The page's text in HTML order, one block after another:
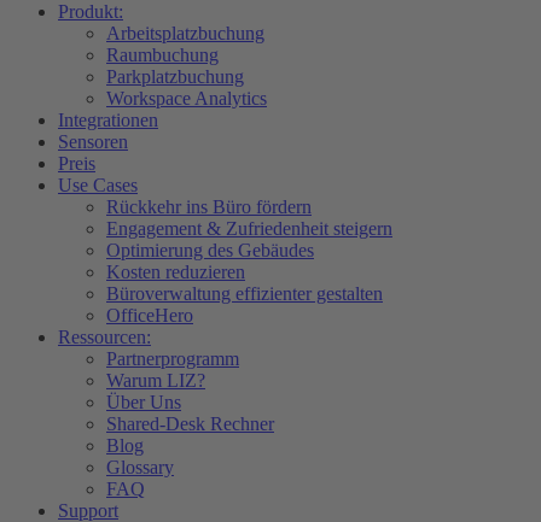
Produkt:
Arbeitsplatzbuchung
Raumbuchung
Parkplatzbuchung
Workspace Analytics
Integrationen
Sensoren
Preis
Use Cases
Rückkehr ins Büro fördern
Engagement & Zufriedenheit steigern
Optimierung des Gebäudes​
Kosten reduzieren
Büroverwaltung effizienter gestalten
OfficeHero
Ressourcen:
Partnerprogramm
Warum LIZ?
Über Uns
Shared-Desk Rechner
Blog
Glossary
FAQ
Support